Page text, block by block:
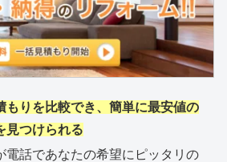
もりを比較でき、簡単に最安値の
見つけられる
電話であなたの希望にピッタリの